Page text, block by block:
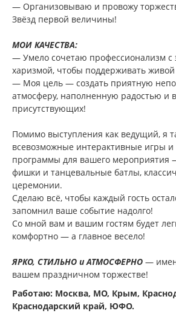
— Организовываю и провожу
Звёзд первой величины!
МОИ КАЧЕСТВА:
— Умело сочетаю профессионализм с
харизмой, чтобы поддерживать живой
— Моя цель — создать приятную
атмосферу, наполненную радостью и
присутствующих!
Помимо выступления как ведущий, я
всевозможные интерактивные игры и
программы для вашего мероприятия
фишки и танцевальные батлы,
церемонии.
Сделаю всё, чтобы каждый гость
запомнил ваше событие надолго!
Со мной вам и вашим гостям будет
комфортно — а главное весело!
ЯРКО, СТИЛЬНО и АТМОСФЕРНО —
вашем праздничном торжестве!
Работаю: Москва, МО, Крым,
Краснодарский край, ЮФО.